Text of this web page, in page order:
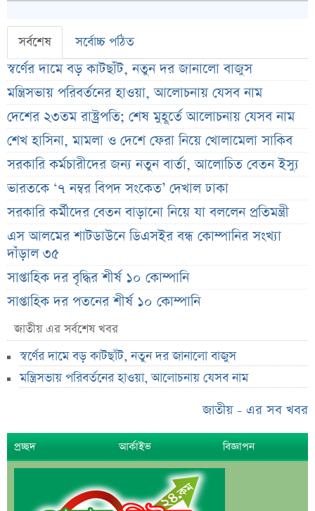
সর্বশেষ সর্বোচ্চ পঠিত
স্বর্ণের দামে বড় কাটছাঁট, নতুন দর জানালো বাজুস
মন্ত্রিসভায় পরিবর্তনের হাওয়া, আলোচনায় যেসব নাম
দেশের ২৩তম রাষ্ট্রপতি; শেষ মুহূর্তে আলোচনায় যেসব নাম
শেখ হাসিনা, মামলা ও দেশে ফেরা নিয়ে খোলামেলা সাকিব
সরকারি কর্মচারীদের জন্য নতুন বার্তা, আলোচিত বেতন ইস্যু
ভারতকে ‘৭ নম্বর বিপদ সংকেত’ দেখাল ঢাকা
সরকারি কর্মীদের বেতন বাড়ানো নিয়ে যা বললেন প্রতিমন্ত্রী
এস আলমের শাটডাউনে ডিএসইর বন্ধ কোম্পানির সংখ্যা
দাঁড়াল ৩৫
সাপ্তাহিক দর বৃদ্ধির শীর্ষ ১০ কোম্পানি
সাপ্তাহিক দর পতনের শীর্ষ ১০ কোম্পানি
সাপ্তাহিক লেনদেনের শীর্ষ ১০ কোম্পানি
মেয়ে থেকে ছেলে হলেন এসএসসি পরীক্ষার্থী
বিয়ের আগেই গর্ভবতী, মেয়েকে নদীতে ডুবিয়ে হত্যা বাবার
ভাইরাল মেসেজ নিয়ে ব্যাখ্যা দিলেন নাহিদ ইসলাম
সহপাঠীদের ব্যক্তিগত ছবি বিদেশে পাঠানোর অভিযোগে উত্তাল
ইবি
ড. ইউনূস বনাম তারেক রহমান—তুলনায় যা বললেন কাদের
সিদ্দিকী
জাতীয় এর সর্বশেষ খবর
স্বর্ণের দামে বড় কাটছাঁট, নতুন দর জানালো বাজুস
মন্ত্রিসভায় পরিবর্তনের হাওয়া, আলোচনায় যেসব নাম
জাতীয় - এর সব খবর
প্রচ্ছদ আর্কাইভ বিজ্ঞাপন